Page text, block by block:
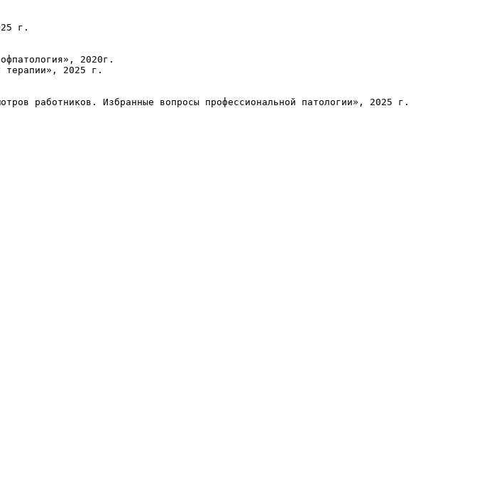
г.
2020г.
терапии», 2025 г.
работников. Избранные вопросы профессиональной патологии», 2025 г.